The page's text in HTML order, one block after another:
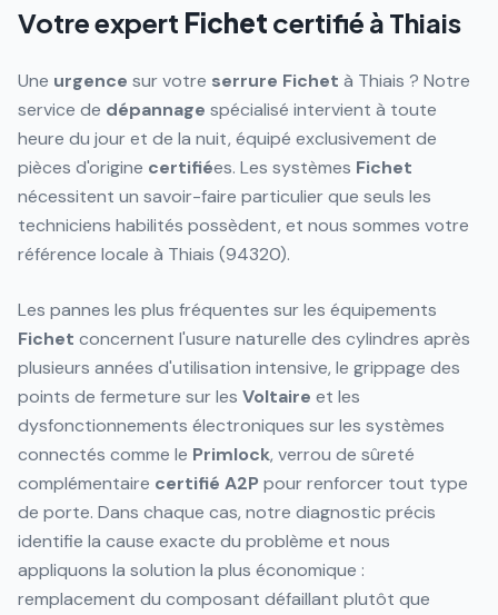
Votre expert Fichet certifié à Thiais
Une urgence sur votre serrure Fichet à Thiais ? Notre
service de dépannage spécialisé intervient à toute
heure du jour et de la nuit, équipé exclusivement de
pièces d'origine certifiées. Les systèmes Fichet
nécessitent un savoir-faire particulier que seuls les
techniciens habilités possèdent, et nous sommes votre
référence locale à Thiais (94320).
Les pannes les plus fréquentes sur les équipements
Fichet concernent l'usure naturelle des cylindres après
plusieurs années d'utilisation intensive, le grippage des
points de fermeture sur les Voltaire et les
dysfonctionnements électroniques sur les systèmes
connectés comme le Primlock, verrou de sûreté
complémentaire certifié A2P pour renforcer tout type
de porte. Dans chaque cas, notre diagnostic précis
identifie la cause exacte du problème et nous
appliquons la solution la plus économique :
remplacement du composant défaillant plutôt que